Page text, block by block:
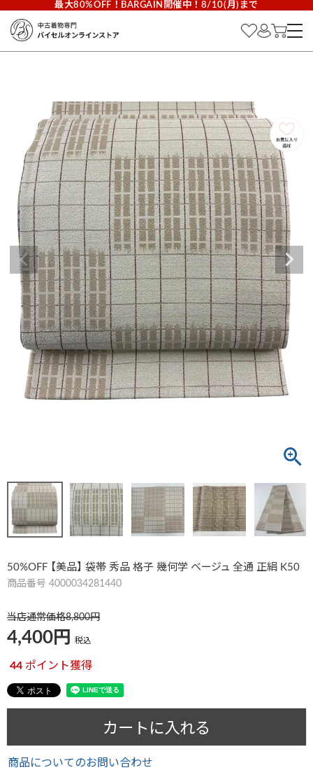
最大80%OFF！BARGAIN開催中！8/10(月)まで
50%OFF 【美品】 袋帯 秀品 格子 幾何学 ベージュ 全通 正絹 K50
商品番号 4000034281440
当店通常価格8,800
4,400 税込
44 ポイント獲得
カートに入れる
商品についてのお問い合わせ